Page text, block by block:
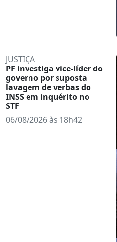
JUSTIÇA
PF investiga vice-líder do
governo por suposta
lavagem de verbas do
INSS em inquérito no
STF
06/08/2026 às 18h42